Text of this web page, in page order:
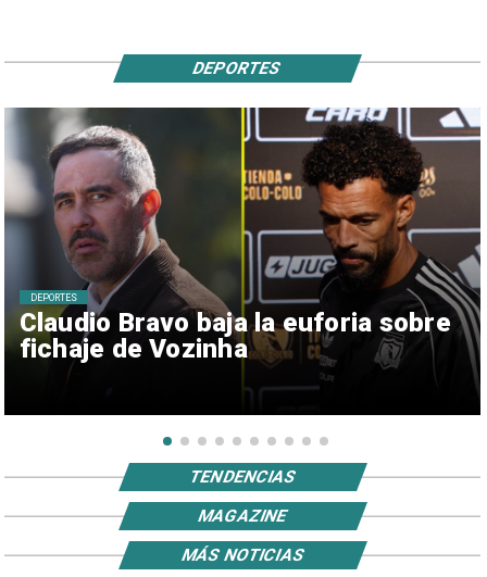
Claudio Bravo baja la euforia sobre
fichaje de Vozinha
DEPORTES
DEPORTES
TENDENCIAS
MAGAZINE
MÁS NOTICIAS